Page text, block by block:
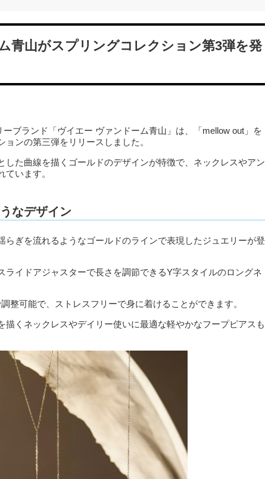
青山がスプリングコレクション第3弾を発
ブランド「ヴイエー ヴァンドーム青山」は、「mellow out」を
ンの第三弾をリリースしました。
した曲線を描くゴールドのデザインが特徴で、ネックレスやアン
います。
なデザイン
らぎを流れるようなゴールドのラインで表現したジュエリーが登
ライドアジャスターで長さを調節できるY字スタイルのロングネ
整可能で、ストレスフリーで身に着けることができます。
描くネックレスやデイリー使いに最適な軽やかなフープピアスも